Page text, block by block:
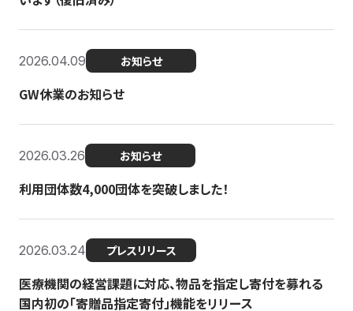
2026.04.09 お知らせ
GW休業のお知らせ
2026.03.26 お知らせ
利用団体数4,000団体を突破しました！
2026.03.24 プレスリリース
医療機関の経営課題に対応、物品を指定し寄付を募れる
国内初の「寄贈品指定寄付」機能をリリース